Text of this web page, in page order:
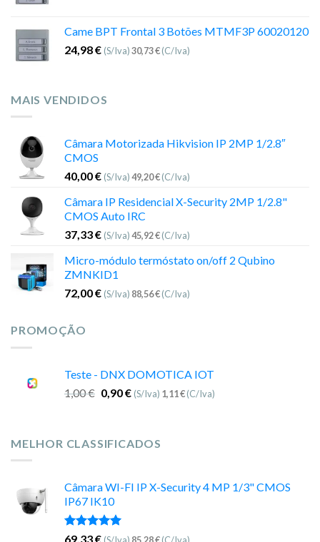
Came BPT Frontal 3 Botões MTMF3P 60020120
24,98€ (S/Iva)30,73€(C/Iva)
MAIS VENDIDOS
Câmara Motorizada Hikvision IP 2MP 1/2.8″
CMOS
40,00€ (S/Iva)49,20€(C/Iva)
Câmara IP Residencial X-Security 2MP 1/2.8"
CMOS Auto IRC
37,33€ (S/Iva)45,92€(C/Iva)
Micro-módulo termóstato on/off 2 Qubino
ZMNKID1
72,00€ (S/Iva) 88,56€(C/Iva)
PROMOÇÃO
Teste - DNX DOMOTICA IOT
1,00€ 0,90€ (S/Iva) 1,11€(C/Iva)
MELHOR CLASSIFICADOS
Câmara WI-FI IP X-Security 4 MP 1/3" CMOS
IP67 IK10
Avaliação
69,33€